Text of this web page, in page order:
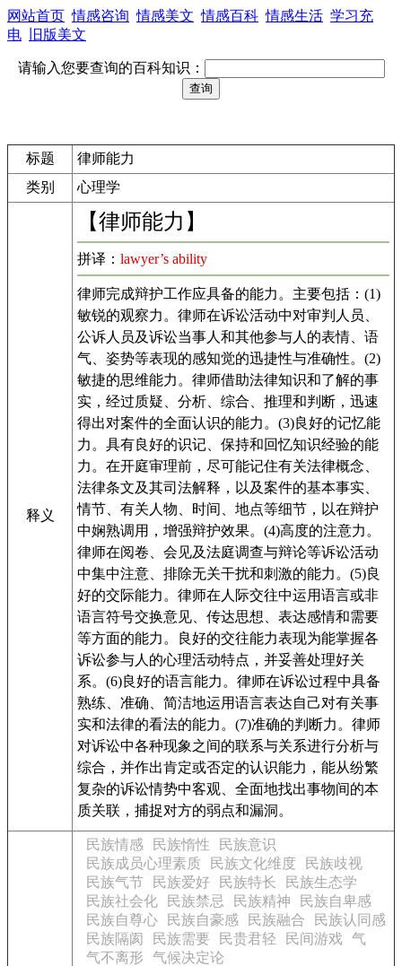
网站首页 情感咨询 情感美文 情感百科 情感生活 学习充
电
旧版美文
请输入您要查询的百科知识：
标题
律师能力
类别
心理学
释义
【律师能力】
拼译： lawyer’s ability
律师完成辩护工作应具备的能力。主要包括：(1)
敏锐的观察力。律师在诉讼活动中对审判人员、
公诉人员及诉讼当事人和其他参与人的表情、语
气、姿势等表现的感知觉的迅捷性与准确性。(2)
敏捷的思维能力。律师借助法律知识和了解的事
实，经过质疑、分析、综合、推理和判断，迅速
得出对案件的全面认识的能力。(3)良好的记忆能
力。具有良好的识记、保持和回忆知识经验的能
力。在开庭审理前，尽可能记住有关法律概念、
法律条文及其司法解释，以及案件的基本事实、
情节、有关人物、时间、地点等细节，以在辩护
中娴熟调用，增强辩护效果。(4)高度的注意力。
律师在阅卷、会见及法庭调查与辩论等诉讼活动
中集中注意、排除无关干扰和刺激的能力。(5)良
好的交际能力。律师在人际交往中运用语言或非
语言符号交换意见、传达思想、表达感情和需要
等方面的能力。良好的交往能力表现为能掌握各
诉讼参与人的心理活动特点，并妥善处理好关
系。(6)良好的语言能力。律师在诉讼过程中具备
熟练、准确、简洁地运用语言表达自己对有关事
实和法律的看法的能力。(7)准确的判断力。律师
对诉讼中各种现象之间的联系与关系进行分析与
综合，并作出肯定或否定的认识能力，能从纷繁
复杂的诉讼情势中客观、全面地找出事物间的本
质关联，捕捉对方的弱点和漏洞。
民族情感 民族惰性
民族意识
民族成员心理素质
民族文化维度
民族歧视
民族气节
民族爱好 民族特长
民族生态学
民族社会化
民族禁忌 民族精神
民族自卑感
民族自尊心
民族自豪感 民族融合
民族认同感
民族隔阂
民族需要 民贵君轻 民间游戏
气
气不离形
气候决定论